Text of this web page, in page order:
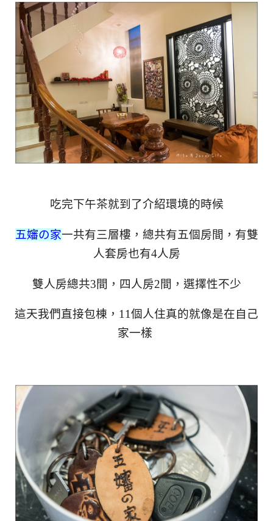
吃完下午茶就到了介紹環境的時候
五嬸の家一共有三層樓，總共有五個房間，有雙
人套房也有4人房
雙人房總共3間，四人房2間，選擇性不少
這天我們直接包棟，11個人住真的就像是在自己
家一樣